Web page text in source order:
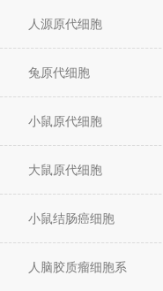
人源原代细胞
兔原代细胞
小鼠原代细胞
大鼠原代细胞
小鼠结肠癌细胞
人脑胶质瘤细胞系